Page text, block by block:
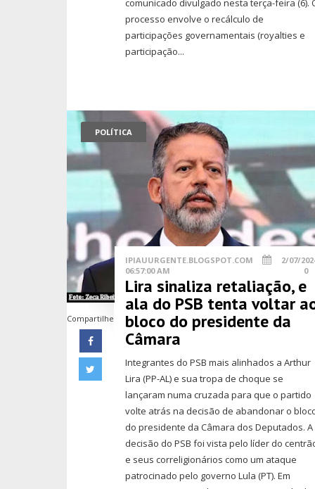
comunicado divulgado nesta terça-feira (6).
processo envolve o recálculo de
participações governamentais (royalties e
participação...
POLÍTICA
Compartilhe
IPIAUURGENTE.BLOGSPOT.COM
2/07/
06:57:00 AM
0
Lira sinaliza retaliação, e
ala do PSB tenta voltar
bloco do presidente da
Câmara
Integrantes do PSB mais alinhados a Arthur
Lira (PP-AL) e sua tropa de choque se
lançaram numa cruzada para que o partido
volte atrás na decisão de abandonar o
do presidente da Câmara dos Deputados. A
decisão do PSB foi vista pelo líder do
e seus correligionários como um ataque
patrocinado pelo governo Lula (PT). Em